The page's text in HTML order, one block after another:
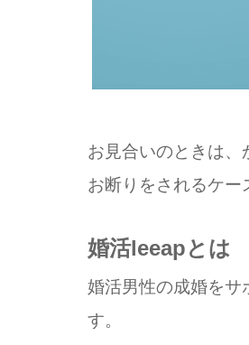
お見合いのときは
お断りをされるケー
婚活leeapとは
婚活男性の成婚をサ
す。